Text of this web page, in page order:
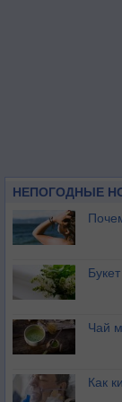
НЕПОГОДНЫЕ
Чай
Как